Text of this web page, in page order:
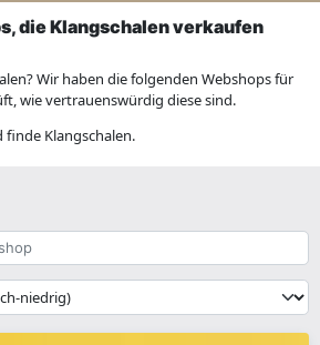
die Klangschalen verkaufen
Wir haben die folgenden Webshops für
wie vertrauenswürdig diese sind.
Klangschalen.